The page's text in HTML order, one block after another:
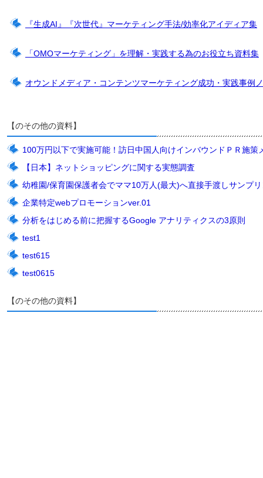
『生成AI』『次世代』マーケティング手法/効率化アイディア集
「OMOマーケティング」を理解・実践する為のお役立ち資料集
オウンドメディア・コンテンツマーケティング成功・実践事例
【のその他の資料】
100万円以下で実施可能！訪日中国人向けインバウンドＰＲ施策
【日本】ネットショッピングに関する実態調査
幼稚園/保育園保護者会でママ10万人(最大)へ直接手渡しサンプ
企業特定webプロモーションver.01
分析をはじめる前に把握するGoogle アナリティクスの3原則
test1
test615
test0615
【のその他の資料】